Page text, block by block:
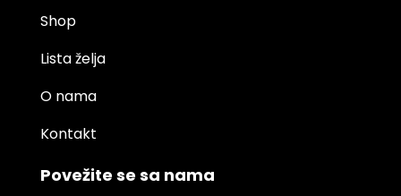
Shop
Lista želja
O nama
Kontakt
Povežite se sa nama